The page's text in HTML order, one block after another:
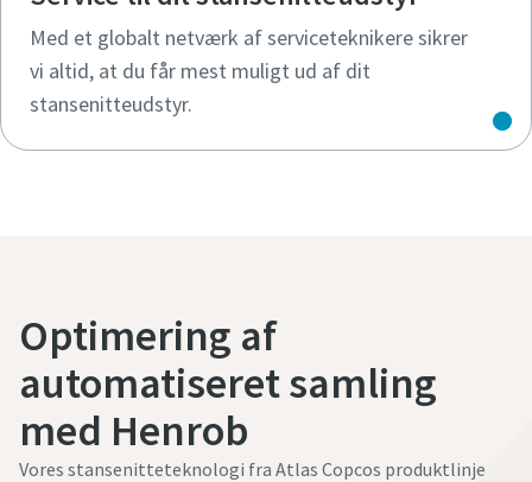
Med et globalt netværk af serviceteknikere sikrer
vi altid, at du får mest muligt ud af dit
stansenitteudstyr.
Optimering af
automatiseret samling
med Henrob
Vores stansenitteteknologi fra Atlas Copcos produktlinje